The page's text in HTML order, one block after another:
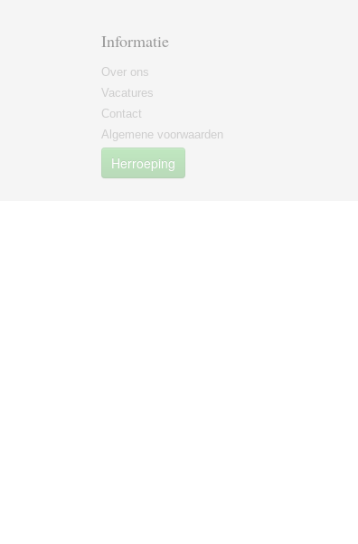
Informatie
Over ons
Vacatures
Contact
Algemene voorwaarden
Herroeping